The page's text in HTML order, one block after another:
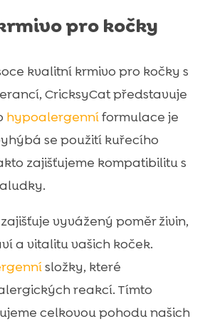
pro kočky
kvalitní krmivo pro kočky s
CricksyCat představuje
hypoalergenníformulace je
se použití kuřecího
zajišťujeme kompatibilitu s
vyvážený poměr živin,
a vitalitu vašich koček.
složky, které
reakcí. Tímto
celkovou pohodu našich